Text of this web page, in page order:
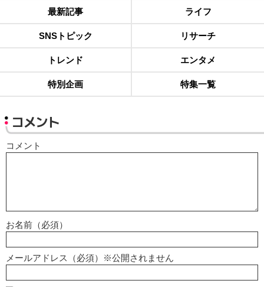
最新記事 ライフ
SNSトピック リサーチ
トレンド エンタメ
特別企画 特集一覧
コメント
コメント
お名前（必須）
メールアドレス（必須）※公開されません